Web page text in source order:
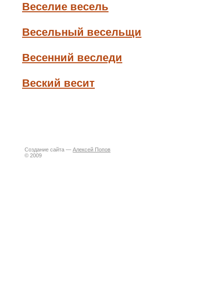
Веселие весель
Весельный весельщи
Весенний веследи
Веский весит
Создание сайта — Алексей Попов
© 2009